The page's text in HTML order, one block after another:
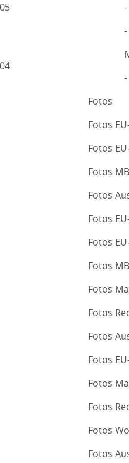
Fotos
Fotos
Fotos
Fotos
Fotos
Fotos
Fotos
Fotos
Fotos
Fotos
Fotos
Fotos
Fotos
Fotos
Fotos
Fotos